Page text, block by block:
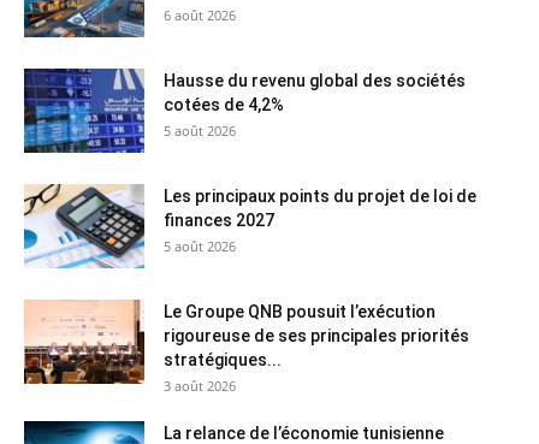
6 août 2026
Hausse du revenu global des sociétés
cotées de 4,2%
5 août 2026
Les principaux points du projet de loi de
finances 2027
5 août 2026
Le Groupe QNB pousuit l’exécution
rigoureuse de ses principales priorités
stratégiques...
3 août 2026
La relance de l’économie tunisienne